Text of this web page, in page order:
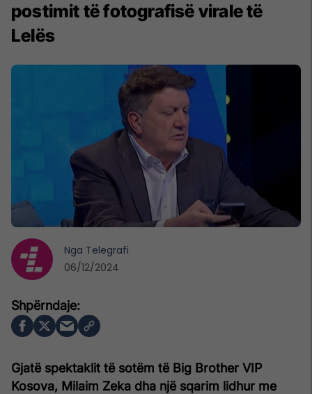
postimit të fotografisë virale të
Lelës
Gjatë spektaklit të sotëm të Big Brother VIP
Kosova, Milaim Zeka dha një sqarim lidhur me
Nga Telegrafi
06/12/2024